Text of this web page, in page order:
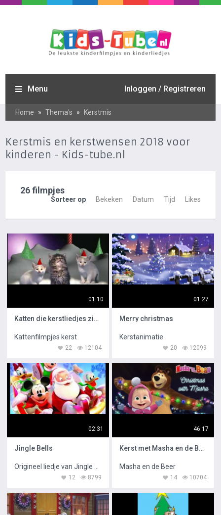
Menu Inloggen / Registreren
Home » Thema's » Kerstmis
Kerstmis en kerstwensen 2018 voor
kinderen - Kids-tube.nl
26 filmpjes
Sorteer op Bekeken Datum Tijd Likes
01:10
Katten die kerstliedjes zingen
Kattenfilmpjes kerst
12104
22
01:27
Merry christmas
Kerstanimatie
12099
20
02:31
Jingle Bells
8799
12
46:17
Kerst met Masha en de Beer Fijne kerstdagen
Masha en de Beer
10704
14